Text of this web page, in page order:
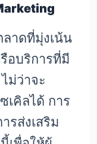
าดที่มุ่งเน้น
อบริการที่มี
ม่ว่าจะ
เคิลได้ การ
รส่งเสริม